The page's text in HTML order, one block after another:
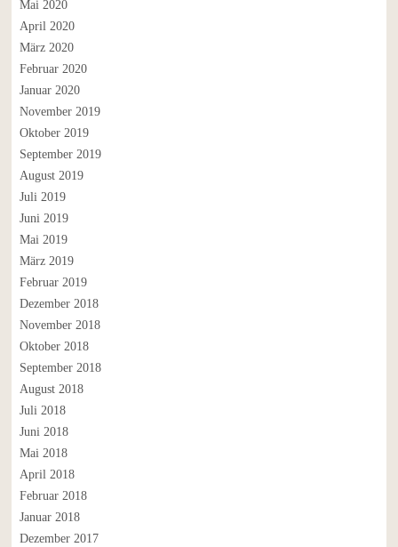
Mai 2020
April 2020
März 2020
Februar 2020
Januar 2020
November 2019
Oktober 2019
September 2019
August 2019
Juli 2019
Juni 2019
Mai 2019
März 2019
Februar 2019
Dezember 2018
November 2018
Oktober 2018
September 2018
August 2018
Juli 2018
Juni 2018
Mai 2018
April 2018
Februar 2018
Januar 2018
Dezember 2017